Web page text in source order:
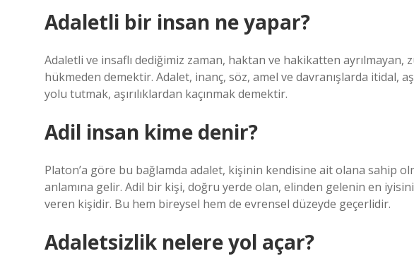
Adaletli bir insan ne yapar?
Adaletli ve insaflı dediğimiz zaman, haktan ve hakikatten ayrılmayan,
hükmeden demektir. Adalet, inanç, söz, amel ve davranışlarda itidal,
yolu tutmak, aşırılıklardan kaçınmak demektir.
Adil insan kime denir?
Platon’a göre bu bağlamda adalet, kişinin kendisine ait olana sahip
anlamına gelir. Adil bir kişi, doğru yerde olan, elinden gelenin en
veren kişidir. Bu hem bireysel hem de evrensel düzeyde geçerlidir.
Adaletsizlik nelere yol açar?